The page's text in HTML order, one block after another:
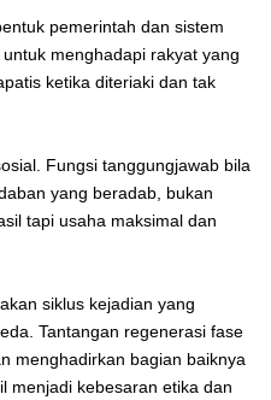
pemerintah dan sistem
menghadapi rakyat yang
ketika diteriaki dan tak
Fungsi tanggungjawab bila
yang beradab, bukan
tapi usaha maksimal dan
siklus kejadian yang
Tantangan regenerasi fase
menghadirkan bagian baiknya
menjadi kebesaran etika dan